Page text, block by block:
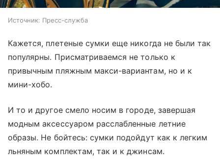
Источник: Пресс-служба
Кажется, плетеные сумки еще никогда не были так
популярны. Присматриваемся не только к
привычным пляжным макси-вариантам, но и к
мини-хобо.
И то и другое смело носим в городе, завершая
модным аксессуаром расслабленные летние
образы. Не бойтесь: сумки подойдут как к легким
льняным комплектам, так и к джинсам.